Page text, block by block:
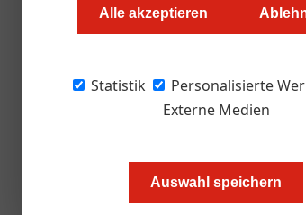
Alle akzeptieren
Statistik
Personalisierte
Externe Medien
Auswahl speichern